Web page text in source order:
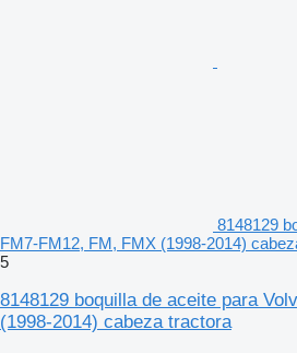
8148129
FM7-FM12, FM, FMX (1998-2014)
5
8148129 boquilla de aceite para
(1998-2014) cabeza tractora